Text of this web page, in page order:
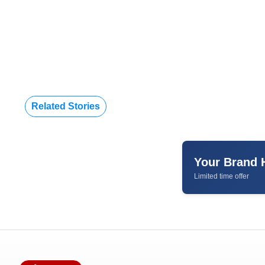
Related Stories
Your Brand
Limited time offer